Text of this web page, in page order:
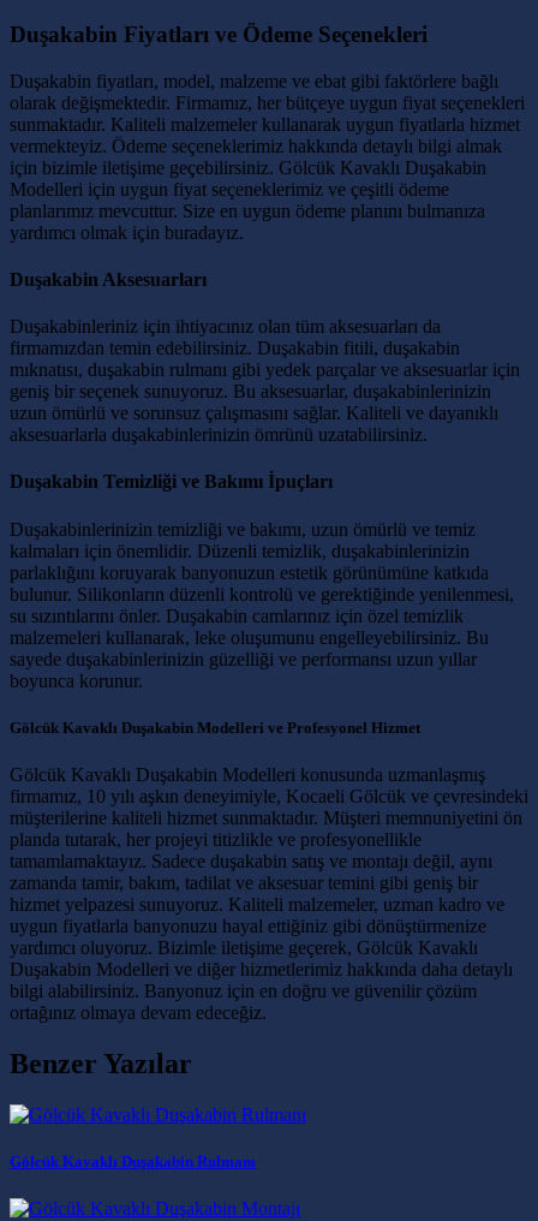
Duşakabin Fiyatları ve Ödeme Seçenekleri
Duşakabin fiyatları, model, malzeme ve ebat gibi faktörlere bağlı
olarak değişmektedir. Firmamız, her bütçeye uygun fiyat seçenekleri
sunmaktadır. Kaliteli malzemeler kullanarak uygun fiyatlarla hizmet
vermekteyiz. Ödeme seçeneklerimiz hakkında detaylı bilgi almak
için bizimle iletişime geçebilirsiniz. Gölcük Kavaklı Duşakabin
Modelleri için uygun fiyat seçeneklerimiz ve çeşitli ödeme
planlarımız mevcuttur. Size en uygun ödeme planını bulmanıza
yardımcı olmak için buradayız.
Duşakabin Aksesuarları
Duşakabinleriniz için ihtiyacınız olan tüm aksesuarları da
firmamızdan temin edebilirsiniz. Duşakabin fitili, duşakabin
mıknatısı, duşakabin rulmanı gibi yedek parçalar ve aksesuarlar için
geniş bir seçenek sunuyoruz. Bu aksesuarlar, duşakabinlerinizin
uzun ömürlü ve sorunsuz çalışmasını sağlar. Kaliteli ve dayanıklı
aksesuarlarla duşakabinlerinizin ömrünü uzatabilirsiniz.
Duşakabin Temizliği ve Bakımı İpuçları
Duşakabinlerinizin temizliği ve bakımı, uzun ömürlü ve temiz
kalmaları için önemlidir. Düzenli temizlik, duşakabinlerinizin
parlaklığını koruyarak banyonuzun estetik görünümüne katkıda
bulunur. Silikonların düzenli kontrolü ve gerektiğinde yenilenmesi,
su sızıntılarını önler. Duşakabin camlarınız için özel temizlik
malzemeleri kullanarak, leke oluşumunu engelleyebilirsiniz. Bu
sayede duşakabinlerinizin güzelliği ve performansı uzun yıllar
boyunca korunur.
Gölcük Kavaklı Duşakabin Modelleri ve Profesyonel Hizmet
Gölcük Kavaklı Duşakabin Modelleri konusunda uzmanlaşmış
firmamız, 10 yılı aşkın deneyimiyle, Kocaeli Gölcük ve çevresindeki
müşterilerine kaliteli hizmet sunmaktadır. Müşteri memnuniyetini ön
planda tutarak, her projeyi titizlikle ve profesyonellikle
tamamlamaktayız. Sadece duşakabin satış ve montajı değil, aynı
zamanda tamir, bakım, tadilat ve aksesuar temini gibi geniş bir
hizmet yelpazesi sunuyoruz. Kaliteli malzemeler, uzman kadro ve
uygun fiyatlarla banyonuzu hayal ettiğiniz gibi dönüştürmenize
yardımcı oluyoruz. Bizimle iletişime geçerek, Gölcük Kavaklı
Duşakabin Modelleri ve diğer hizmetlerimiz hakkında daha detaylı
bilgi alabilirsiniz. Banyonuz için en doğru ve güvenilir çözüm
ortağınız olmaya devam edeceğiz.
Benzer Yazılar
Gölcük Kavaklı Duşakabin Rulmanı